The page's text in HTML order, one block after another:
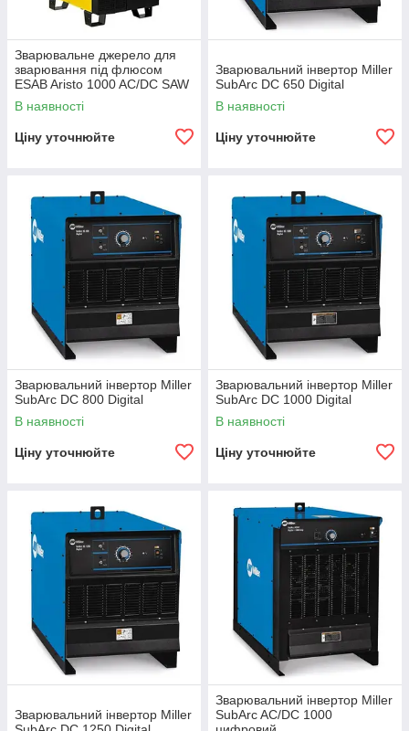
Зварювальне джерело для
зварювання під флюсом
ESAB Aristo 1000 AC/DC SAW
В наявності
Ціну уточнюйте
Зварювальний інвертор Miller
SubArc DC 650 Digital
В наявності
Ціну уточнюйте
Зварювальний інвертор Miller
SubArc DC 800 Digital
В наявності
Ціну уточнюйте
Зварювальний інвертор Miller
SubArc DC 1000 Digital
В наявності
Ціну уточнюйте
Зварювальний інвертор Miller
Зварювальний інвертор Miller
SubArc AC/DC 1000